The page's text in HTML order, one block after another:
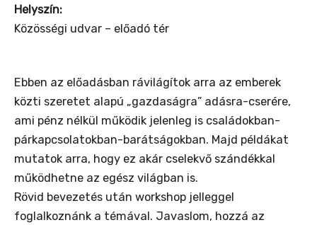
Helyszín:
Közösségi udvar – előadó tér
Ebben az előadásban rávilágítok arra az emberek
közti szeretet alapú „gazdaságra” adásra-cserére,
ami pénz nélkül működik jelenleg is családokban-
párkapcsolatokban-barátságokban. Majd példákat
mutatok arra, hogy ez akár cselekvő szándékkal
működhetne az egész világban is.
Rövid bevezetés után workshop jelleggel
foglalkoznánk a témával. Javaslom, hozzá az